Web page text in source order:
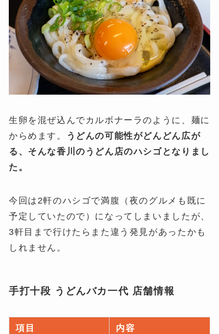
生卵を混ぜ込んでカルボナーラのように、麺に
からめます。
うどんの可能性がどんどん広が
る、そんな香川のうどん店のハシゴとなりまし
た。
今回は2軒のハシゴで満腹（夜のグルメも既に
予定していたので）になってしまいましたが、
3軒目まで行けたらまた違う発見があったかも
しれません。
手打十段 うどんバカ一代 店舗情報
項目 内容